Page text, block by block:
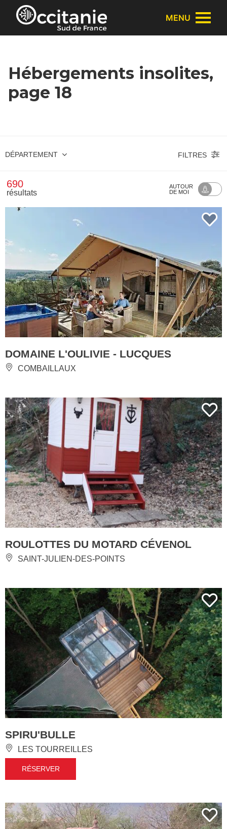
Panneau de gestion des cookies
MENU
Hébergements insolites,
page 18
DÉPARTEMENT FILTRES
690
résultats
AUTOUR
DE MOI
DOMAINE L'OULIVIE - LUCQUES
COMBAILLAUX
ROULOTTES DU MOTARD CÉVENOL
SAINT-JULIEN-DES-POINTS
SPIRU'BULLE
LES TOURREILLES
RÉSERVER